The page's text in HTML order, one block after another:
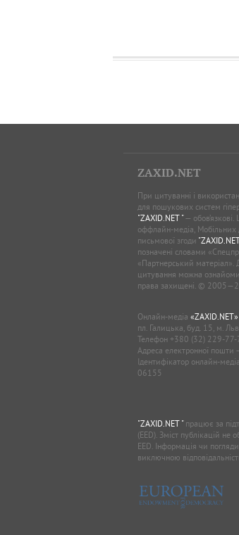
ZAXID.NET
При цитуванні і
для пошукових систем
"ZAXID.NET "— обов’язкові.
оффлайн-медіа,
письмової згоди
позначені словами
«Партнерський
цитування можна
права захищені. ©
Онлайн-медіа «ZAXID.NET»
пл. Галицька, буд. 15, м.
Телефон +380 (32) 229-77-
Адреса електронної пошти
Ідентифікатор онлайн-
06155
"ZAXID.NET "працює за
(EED). Зміст публікацій не
EED. Інформація чи
виключною